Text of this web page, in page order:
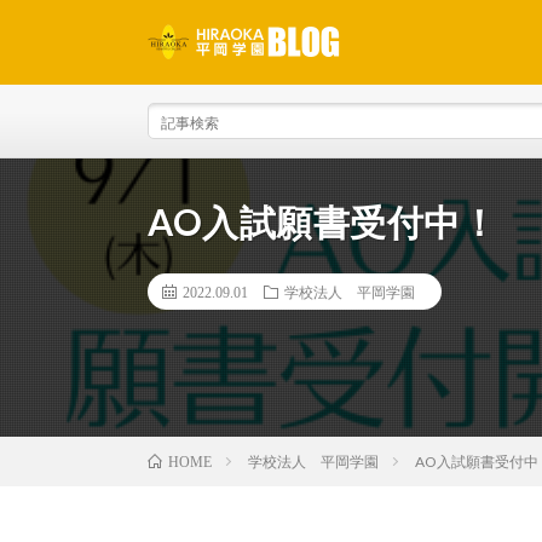
AO入試願書受付中！
2022.09.01 学校法人 平岡学園
HOME 学校法人 平岡学園 AO入試願書受付中